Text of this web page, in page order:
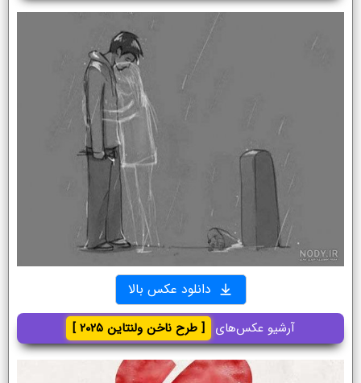
دانلود عکس بالا
آرشیو عکس‌های [ طرح ناخن ولنتاین ۲۰۲۵ ]